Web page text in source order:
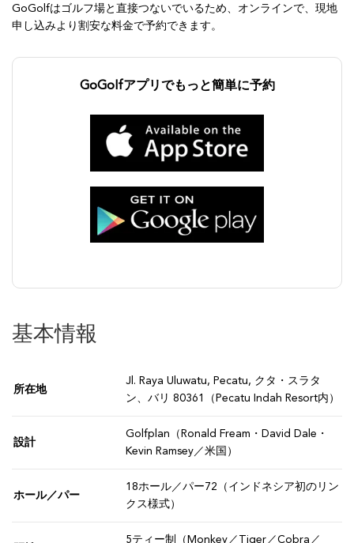
GoGolfはゴルフ場と直接つないでいるため、オンラインで、現地
申し込みより割安な料金で予約できます。
GoGolfアプリでもっと簡単に予約
基本情報
所在地
Jl. Raya Uluwatu, Pecatu, クタ・スラタ
ン、バリ 80361（Pecatu Indah Resort内）
設計
Golfplan（Ronald Fream・David Dale・
Kevin Ramsey／米国）
ホール／パー
18ホール／パー72（インドネシア初のリン
クス様式）
5ティー制（Monkey／Tiger／Cobra／